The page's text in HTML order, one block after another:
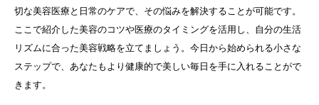
切な美容医療と日常のケアで、その悩みを解決することが可能です。
ここで紹介した美容のコツや医療のタイミングを活用し、自分の生活
リズムに合った美容戦略を立てましょう。今日から始められる小さな
ステップで、あなたもより健康的で美しい毎日を手に入れることがで
きます。